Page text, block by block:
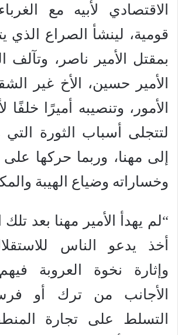
الاقتصادي لأبيه مع
قومية، لينشأ الصراع الذي
بمقتل الأمير ناصر، وتآلف
الأمير حسين، الأخ غير
الأمور، وتنصيبه أميرًا خلفًا
لتتجلى أسباب الثورة التي
إلى مهنا، وربما حركها
وخساراته وضياع الهيبة
“لم يهدأ الأمير مهنا بعد تلك
أخذ يدعو الناس
وإثارة نخوة العروبة
الأجانب من ترك أو
التسلط على تجارة